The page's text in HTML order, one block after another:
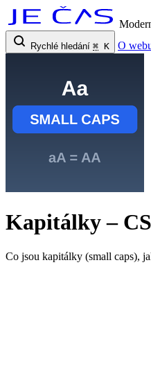
Rychlé hledání ⌘ K O
Kapitálky –
Co jsou kapitálky (small caps),